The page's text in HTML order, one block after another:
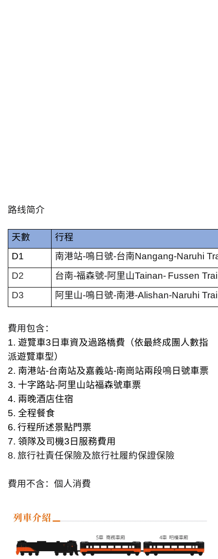
路线简介
天數
行程
D1
南港站-鳴 日號-台南Nangang-Naruhi
D2
台南-福森號-阿里山Tainan- Fussen
D3
阿里山-鳴 日號-南港-Alishan-Naruhi
費用包含：
1. 遊覽車3 日車資及過路橋費（依最終成團人數指
派遊覽車型）
2. 南港站-台南站及嘉義站-南崗站兩段鳴 日號車票
3. 十字路站-阿里山站福森號車票
4. 兩晚酒店住宿
5. 全程餐食
6. 行程所述景點門票
7. 領隊及司機3 日服務費用
8. 旅行社責任保險及旅行社履約保證保險
費用不含：個人消費